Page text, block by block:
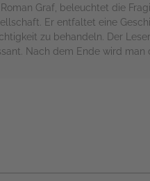
Graf, beleuchtet die
Er entfaltet eine
zu behandeln. Der
Nach dem Ende wird